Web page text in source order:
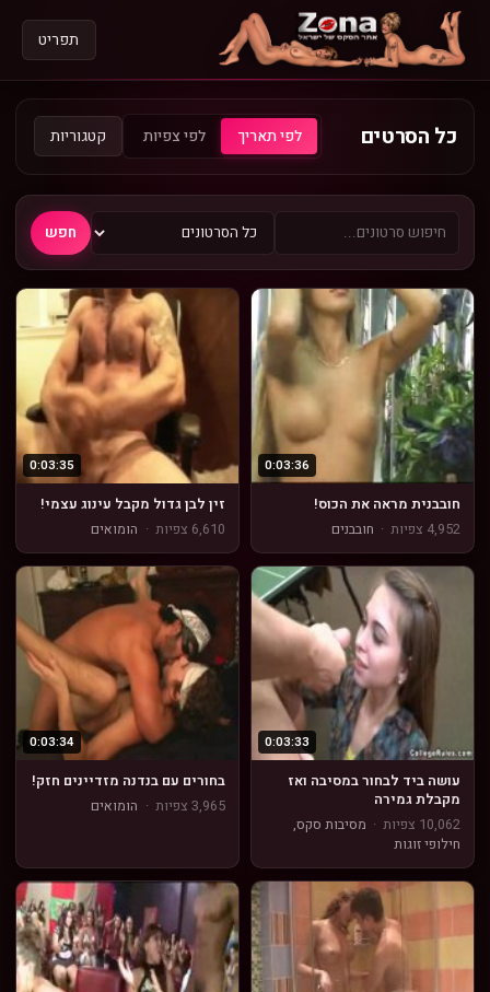
תפריט
כל הסרטים לפי תאריך לפי צפיות קטגוריות
חפש
0:03:36
חובבנית מראה את הכוס!
4,952 צפיות
· חובבנים
0:03:35
זין לבן גדול מקבל עינוג עצמי!
6,610 צפיות
· הומואים
0:03:33
עושה ביד לבחור במסיבה ואז
מקבלת גמירה
10,062 צפיות
· מסיבות סקס,
חילופי זוגות
0:03:34
בחורים עם בנדנה מזדיינים חזק!
3,965 צפיות
· הומואים